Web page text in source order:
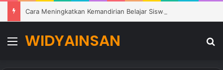
Menu
WIDYAINSAN